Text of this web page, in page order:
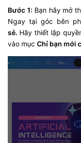
Bước 1: Bạn hãy mở
Ngay tại góc bên
sẻ. Hãy thiết lập
vào mục Chỉ bạn mới